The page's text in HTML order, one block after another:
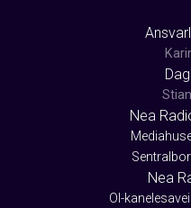
Nea
Nea
Ol-